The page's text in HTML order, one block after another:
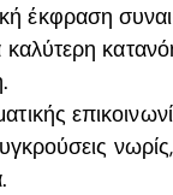
έκφραση